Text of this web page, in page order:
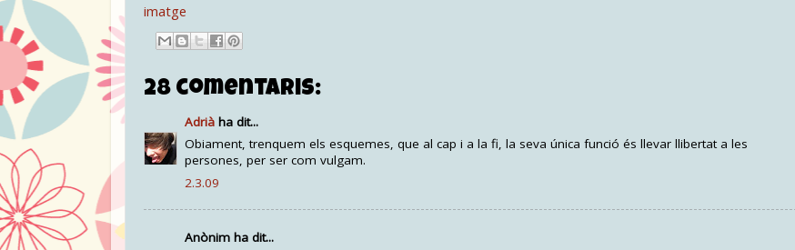
imatge
28 comentaris:
Adrià ha dit...
Obiament, trenquem els esquemes, que al cap i a la fi, la seva única funció és llevar llibertat a les
persones, per ser com vulgam.
2.3.09
Anònim ha dit...